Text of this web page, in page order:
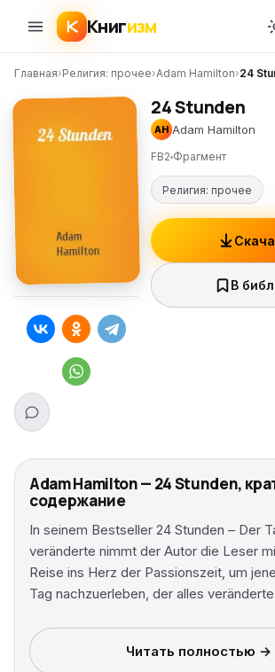
Книгизм
Главная›Религия: прочее›Adam Hamilton›24
24 Stunden
AH Adam Hamilton
FB2 Фрагмент
Религия: прочее
В
Adam Hamilton — 24 Stunden,
содержание
In seinem Bestseller 24 Stunden – Der
veränderte nimmt der Autor die Leser
Reise ins Herz der Passionszeit, um
Tag nachzuerleben, der alles
Читать полностью →